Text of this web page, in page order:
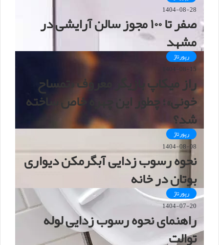
1404-08-28
صفر تا ۱۰۰ مجوز سالن آرایشی در
مشهد
رپورتاژ
1404-08-15
راز میکاپ بازیگر معروف «تمساح
خونی»؛ چطور این چهره خاص ساخته
شد؟
رپورتاژ
1404-08-08
نحوه رسوب زدایی آبگرمکن دیواری
بوتان در خانه
رپورتاژ
1404-07-20
راهنمای نحوه رسوب زدایی لوله
توالت